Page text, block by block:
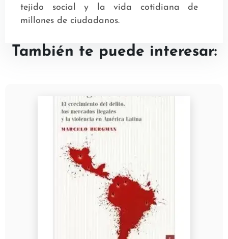
tejido social y la vida cotidiana de
millones de ciudadanos.
También te puede interesar: